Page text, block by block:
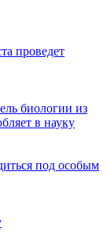
проведет
биологии из
в науку
под особым